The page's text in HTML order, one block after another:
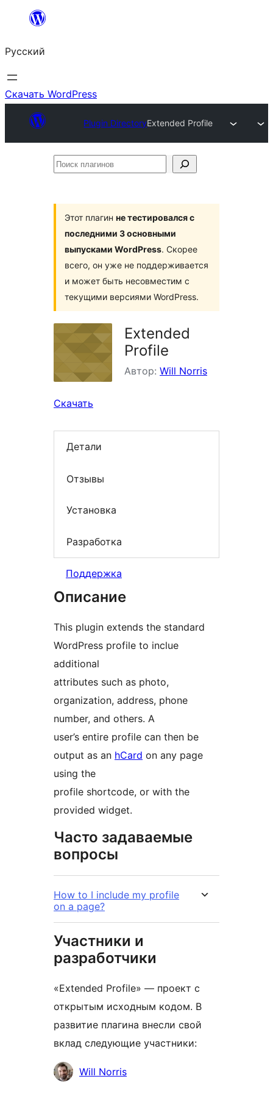
Перейти
содержимому
Русский
Скачать WordPress
Plugin DirectoryExtended Profile
Поиск
Этот плагин не тестировался с
последними 3 основными
выпусками WordPress. Скорее
всего, он уже не поддерживается
и может быть несовместим с
текущими версиями WordPress.
Extended
Profile
Автор: Will Norris
Скачать
Детали
Отзывы
Установка
Разработка
Поддержка
Описание
This plugin extends the standard
WordPress profile to inclue
additional
attributes such as photo,
organization, address, phone
number, and others. A
user’s entire profile can then be
output as an hCard on any page
using the
profile shortcode, or with the
provided widget.
Часто задаваемые
вопросы
How to I include my profile
on a page?
Участники и
разработчики
«Extended Profile» — проект с
открытым исходным кодом. В
развитие плагина внесли свой
вклад следующие участники:
УчастникиWill Norris